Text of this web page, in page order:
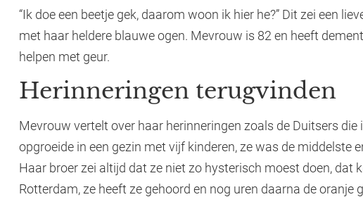
“Ik doe een beetje gek, daarom woon ik hier he?” Dit zei een
met haar heldere blauwe ogen. Mevrouw is 82 en heeft
helpen met geur.
Herinneringen terugvinden
Mevrouw vertelt over haar herinneringen zoals de Duitsers
opgroeide in een gezin met vijf kinderen, ze was de middelste
Haar broer zei altijd dat ze niet zo hysterisch moest doen, dat
Rotterdam, ze heeft ze gehoord en nog uren daarna de